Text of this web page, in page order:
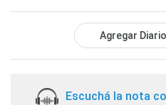
Agregar
Escuchá la nota